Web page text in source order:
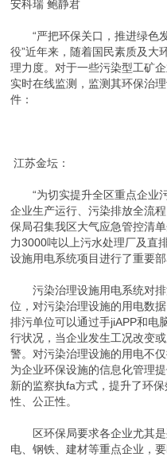
安科瑞 鲍静君
“严把环保关口，推进绿色发
役”近年来，随着国民素质及大
理力度。对于一些污染型工矿
实时在线监测，监测其环保治
件：
江苏金坛：
“为切实提升全区重点企业
企业生产运行、污染排放全流
保局召集我区大气应急管控清
力3000吨以上污水处理厂及直
设施用电系统项目进行了重要部
污染治理设施用电系统对排
位，对污染治理设施的用电数
排污单位可以通过手jiAPP和电
行状况，当企业发生工况改变
警。对污染治理设施的用电不
为企业环保设施的信息化管理
新的监察执fa方式，提升了环
性、公正性。
区环保局要求各企业尤其是
电、钢铁、建材等重点企业，